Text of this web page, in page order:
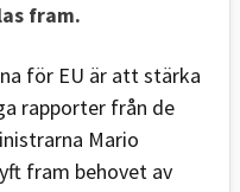
fram.
för EU är att stärka
rapporter från de
Mario
fram behovet av